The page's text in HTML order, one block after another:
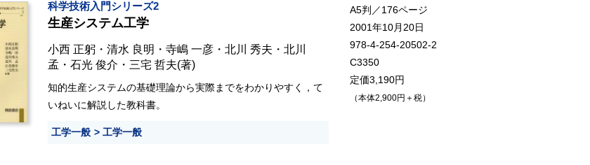
科学技術入門シリーズ2
生産システム工学
小西 正躬 ・ 清水 良明 ・ 寺嶋 一彦 ・ 北川 秀夫 ・ 北川
孟 ・ 石光 俊介 ・ 三宅 哲夫(著)
知的生産システムの基礎理論から実際までをわかりやすく，て
いねいに解説した教科書。
工学一般 工学一般
A5判／176ページ
2001年10月20日
978-4-254-20502-2
C3350
定価3,190円
（本体2,900円＋税）